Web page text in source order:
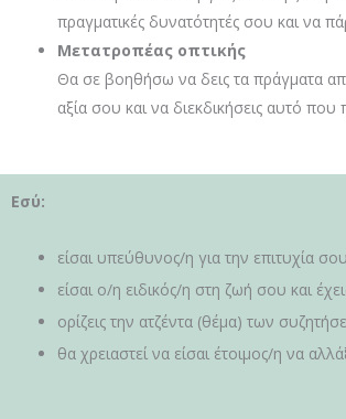
πραγματικές δυνατότητές σου και να
Μετατροπέας οπτικής
Θα σε βοηθήσω να δεις τα πράγματα
αξία σου και να διεκδικήσεις αυτό που
Εσύ:
είσαι υπεύθυνος/η για την επιτυχία σου
είσαι ο/η ειδικός/η στη ζωή σου και
ορίζεις την ατζέντα (θέμα) των
θα χρειαστεί να είσαι έτοιμος/η να